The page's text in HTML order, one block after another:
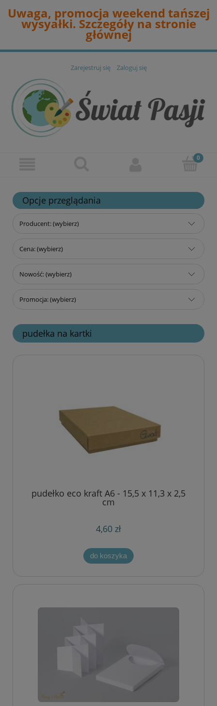
Uwaga, promocja weekend tańszej
wysyałki. Szczegóły na stronie
głównej
Zarejestruj się Zaloguj się
Opcje przeglądania
Producent: (wybierz)
Cena: (wybierz)
Nowość: (wybierz)
Promocja: (wybierz)
pudełka na kartki
pudełko eco kraft A6 - 15,5 x 11,3 x 2,5
cm
4,60 zł
do koszyka